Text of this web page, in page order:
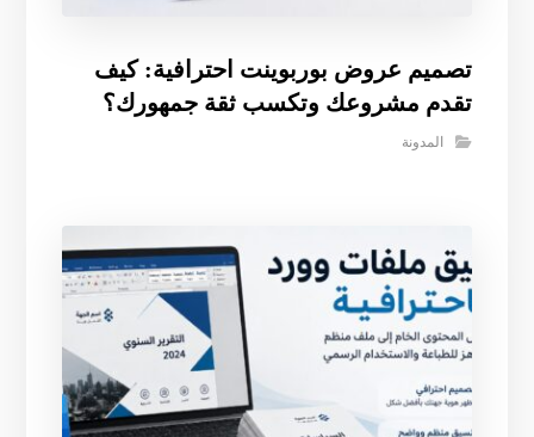
تصميم عروض بوربوينت احترافية: كيف
تقدم مشروعك وتكسب ثقة جمهورك؟
المدونة